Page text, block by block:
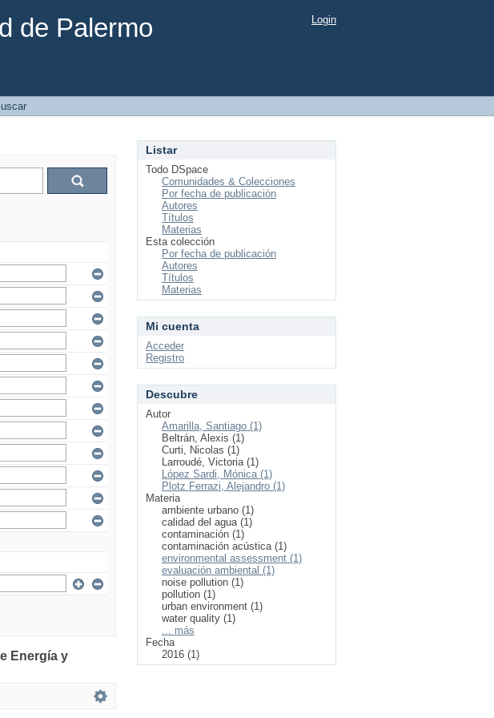
de Palermo Login
Energía y
Listar
Todo DSpace
Comunidades & Colecciones
Por fecha de publicación
Autores
Títulos
Materias
Esta colección
Por fecha de publicación
Autores
Títulos
Materias
Mi cuenta
Acceder
Registro
Descubre
Autor
Amarilla, Santiago (1)
Beltrán, Alexis (1)
Curti, Nicolas (1)
Larroudé, Victoria (1)
López Sardi, Mónica (1)
Plotz Ferrazi, Alejandro (1)
Materia
ambiente urbano (1)
calidad del agua (1)
contaminación (1)
contaminación acústica (1)
environmental assessment (1)
evaluación ambiental (1)
noise pollution (1)
pollution (1)
urban environment (1)
water quality (1)
... más
Fecha
2016 (1)